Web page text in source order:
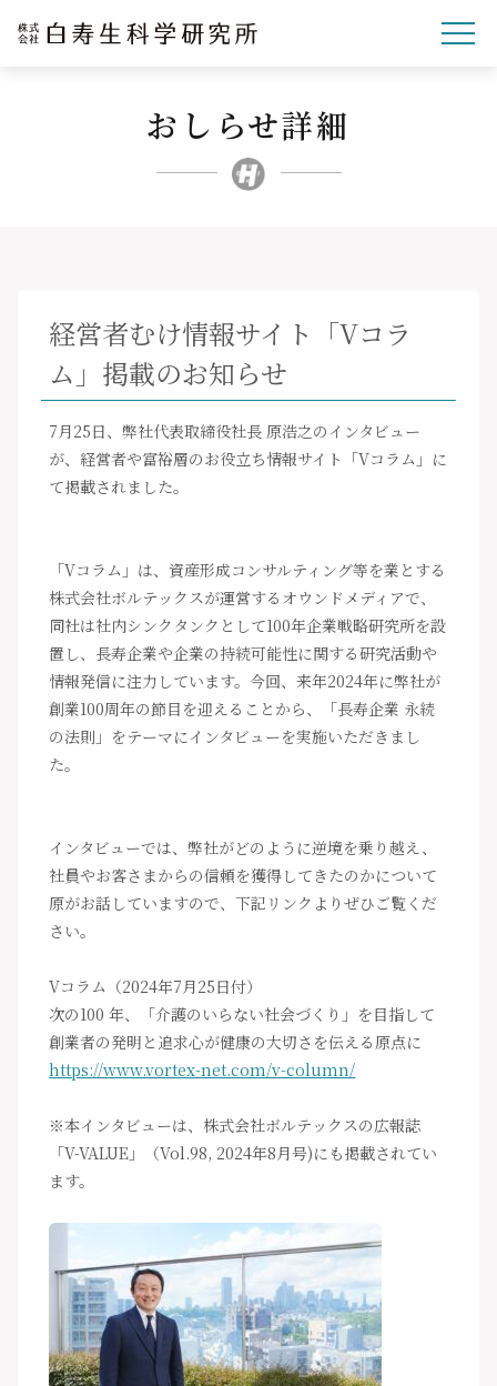
企業理念
研究開発
採用サイト
ニュースリリース
お問い合わせ
おしらせ詳細
経営者むけ情報サイト「Vコラ
ム」掲載のお知らせ
7月25日、弊社代表取締役社長 原浩之のインタビュー
が、経営者や富裕層のお役立ち情報サイト「Vコラム」に
て掲載されました。
「Vコラム」は、資産形成コンサルティング等を業とする
株式会社ボルテックスが運営するオウンドメディアで、
同社は社内シンクタンクとして100年企業戦略研究所を設
置し、長寿企業や企業の持続可能性に関する研究活動や
情報発信に注力しています。今回、来年2024年に弊社が
創業100周年の節目を迎えることから、「長寿企業 永続
の法則」をテーマにインタビューを実施いただきまし
た。
インタビューでは、弊社がどのように逆境を乗り越え、
社員やお客さまからの信頼を獲得してきたのかについて
原がお話していますので、下記リンクよりぜひご覧くだ
さい。
Vコラム（2024年7月25日付）
次の100 年、「介護のいらない社会づくり」を目指して
創業者の発明と追求心が健康の大切さを伝える原点に
https://www.vortex-net.com/v-column/
※本インタビューは、株式会社ボルテックスの広報誌
「V-VALUE」（Vol.98, 2024年8月号)にも掲載されてい
ます。